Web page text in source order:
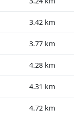
3.42 km
3.77 km
4.28 km
4.31 km
4.72 km